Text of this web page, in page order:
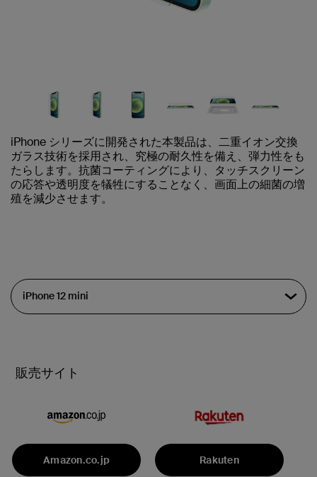
iPhone シリーズに開発された本製品は、二重イオン交換
ガラス技術を採用され、究極の耐久性を備え、弾力性をも
たらします。抗菌コーティングにより、タッチスクリーン
の応答や透明度を犠牲にすることなく、画面上の細菌の増
殖を減少させます。
販売サイト
Amazon.co.jp Rakuten